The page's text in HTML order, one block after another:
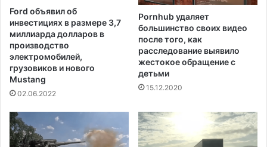
у
в
л
и
л
и
у
д
ь
о
е
д
е
л
ь
и
к
Ford объявил об
инвестициях в размере 3,7
миллиарда долларов в
производство
электромобилей,
грузовиков и нового
Mustang
02.06.2022
Pornhub удаляет
большинство своих видео
после того, как
расследование выявило
жестокое обращение с
детьми
15.12.2020